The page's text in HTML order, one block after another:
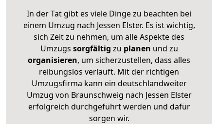
In der Tat gibt es viele Dinge zu beachten bei
einem Umzug nach Jessen Elster. Es ist wichtig,
sich Zeit zu nehmen, um alle Aspekte des
Umzugs sorgfältig zu planen und zu
organisieren, um sicherzustellen, dass alles
reibungslos verläuft. Mit der richtigen
Umzugsfirma kann ein deutschlandweiter
Umzug von Braunschweig nach Jessen Elster
erfolgreich durchgeführt werden und dafür
sorgen wir.